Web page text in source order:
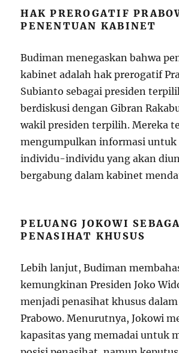
HAK PREROGATIF
PENENTUAN KABINET
Budiman menegaskan bahwa
kabinet adalah hak prerogatif
Subianto sebagai presiden
berdiskusi dengan Gibran
wakil presiden terpilih. Mereka
mengumpulkan informasi untuk
individu-individu yang akan
bergabung dalam kabinet
PELUANG JOKOWI
PENASIHAT KHUSUS
Lebih lanjut, Budiman
kemungkinan Presiden Joko
menjadi penasihat khusus
Prabowo. Menurutnya, Jokowi
kapasitas yang memadai untuk